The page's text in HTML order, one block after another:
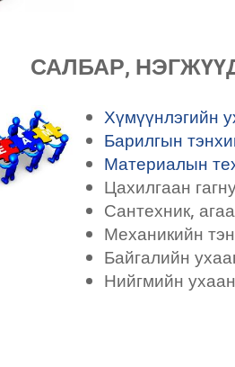
САЛБАР,
Хүмүүнлэгийн
Барилгын
Материалын
Цахилгаан
Сантехник,
Механикийн
Байгалийн
Нийгмийн